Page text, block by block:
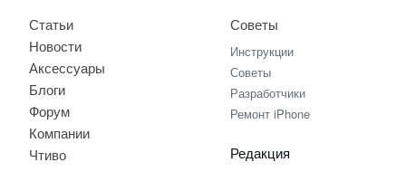
Статьи
Новости
Аксессуары
Блоги
Форум
Компании
Чтиво
Советы
Инструкции
Советы
Разработчики
Ремонт iPhone
Редакция